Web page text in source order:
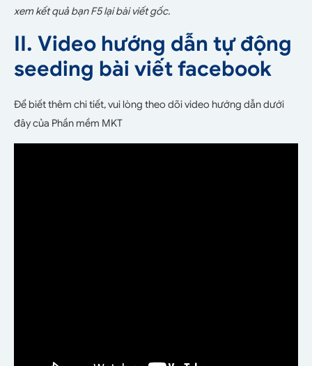
xem kết quả bạn F5 lại bài viết gốc.
II. Video hướng dẫn tự động
seeding bài viết facebook
Để biết thêm chi tiết, vui lòng theo dõi video hướng dẫn dưới
đây của Phần mềm MKT